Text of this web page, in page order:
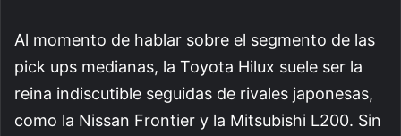
Al momento de hablar sobre el segmento de las
pick ups medianas, la Toyota Hilux suele ser la
reina indiscutible seguidas de rivales japonesas,
como la Nissan Frontier y la Mitsubishi L200. Sin